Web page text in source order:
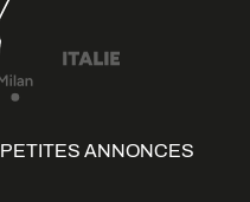
PETITES ANNONCES